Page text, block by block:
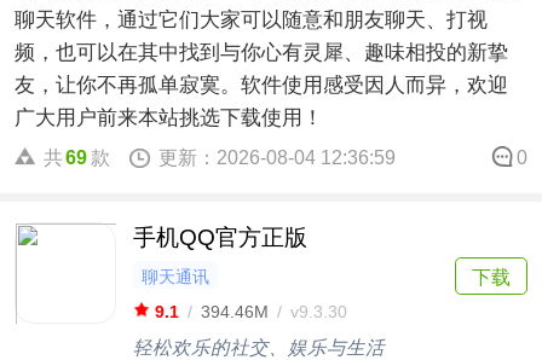
聊天软件，通过它们大家可以随意和朋友聊天、打视
频，也可以在其中找到与你心有灵犀、趣味相投的新挚
友，让你不再孤单寂寞。软件使用感受因人而异，欢迎
广大用户前来本站挑选下载使用！
共69款 更新：2026-08-04 12:36:59 0
手机QQ官方正版
聊天通讯
9.1 / 394.46M / v9.3.30
轻松欢乐的社交、娱乐与生活
下载